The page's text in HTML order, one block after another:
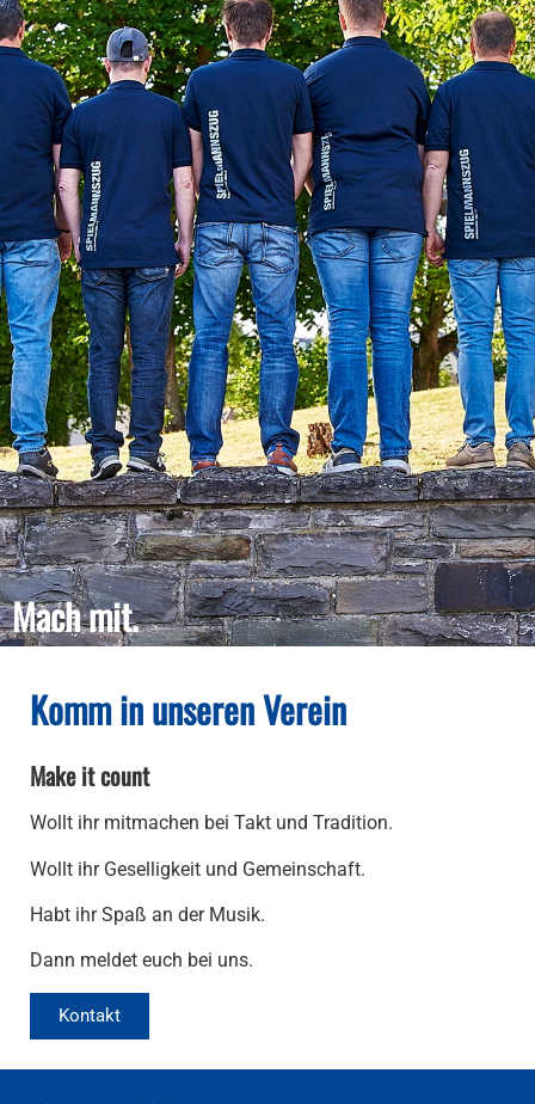
Mach mit.
Komm in unseren Verein
Make it count
Wollt ihr mitmachen bei Takt und Tradition.
Wollt ihr Geselligkeit und Gemeinschaft.
Habt ihr Spaß an der Musik.
Dann meldet euch bei uns.
Kontakt